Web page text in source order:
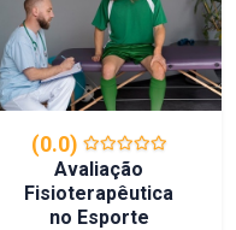
(0.0)
Avaliação
Fisioterapêutica
no Esporte